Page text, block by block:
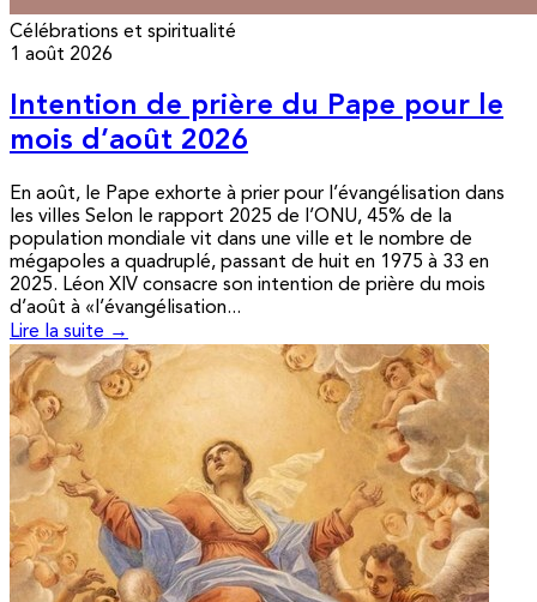
Célébrations et spiritualité
1 août 2026
Intention de prière du Pape pour le
mois d’août 2026
En août, le Pape exhorte à prier pour l’évangélisation dans
les villes Selon le rapport 2025 de l’ONU, 45% de la
population mondiale vit dans une ville et le nombre de
mégapoles a quadruplé, passant de huit en 1975 à 33 en
2025. Léon XIV consacre son intention de prière du mois
d’août à «l’évangélisation...
Lire la suite →